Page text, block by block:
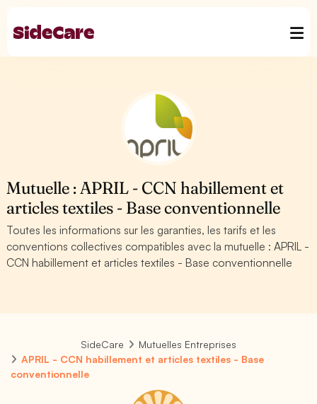
Mutuelle : APRIL - CCN habillement et
articles textiles - Base conventionnelle
Toutes les informations sur les garanties, les tarifs et les
conventions collectives compatibles avec la mutuelle : APRIL -
CCN habillement et articles textiles - Base conventionnelle
SideCare
Mutuelles Entreprises
APRIL - CCN habillement et articles textiles - Base
conventionnelle